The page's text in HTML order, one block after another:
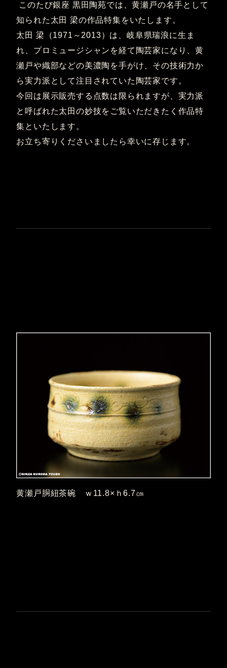
このたび銀座 黒田陶苑では、黄瀬戸の名手として
知られた太田 梁の作品特集をいたします。
太田 梁（1971～2013）は、岐阜県瑞浪に生ま
れ、プロミュージシャンを経て陶芸家になり、黄
瀬戸や織部などの美濃陶を手がけ、その技術力か
ら実力派として注目されていた陶芸家です。
今回は展示販売する点数は限られますが、実力派
と呼ばれた太田の妙技をご覧いただきたく作品特
集といたします。
お立ち寄りくださいましたら幸いに存じます。
黄瀬戸胴紐茶碗 ｗ11.8×ｈ6.7㎝